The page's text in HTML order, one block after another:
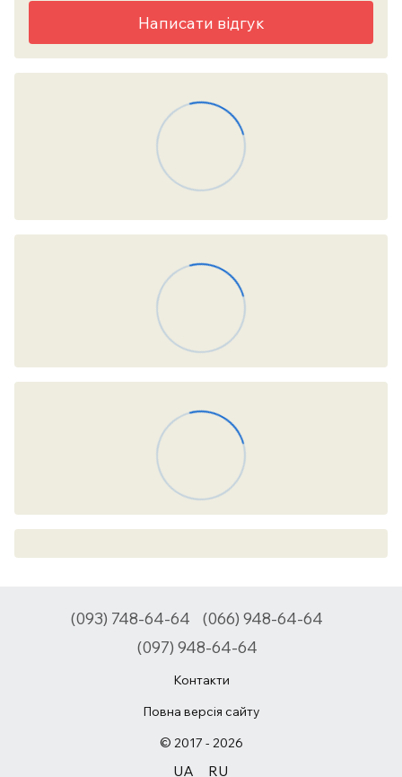
Написати відгук
(093) 748-64-64
(066) 948-64-64
(097) 948-64-64
Контакти
Повна версія сайту
© 2017 - 2026
UA RU